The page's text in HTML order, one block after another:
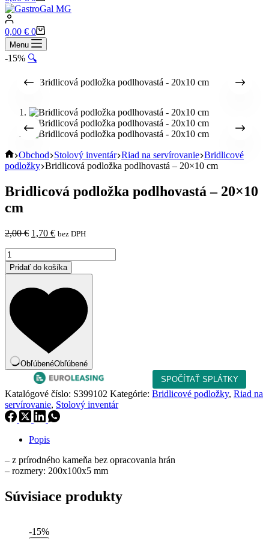
cart
Shopping
cart
0,00 € 0
Menu
-15% 🔍
Home
Obchod Stolový inventár Riad na servírovanie Bridlicové
podložky Bridlicová podložka podlhovastá – 20×10 cm
Bridlicová podložka podlhovastá – 20×10
cm
2,00€ Pôvodná
2,00 €.
1,70 €Aktuálna
1,70 €.
bez DPH
množstvo
Bridlicová
podložka
podlhovastá
20x10
cm
Pridať do košíka
ObľúbenéObľúbené
Katalógové číslo: S399102 Kategórie: Bridlicové podložky, Riad na
servírovanie, Stolový inventár
Popis
– z prírodného kameňa bez opracovania hrán
– rozmery: 200x100x5 mm
Súvisiace produkty
-15%